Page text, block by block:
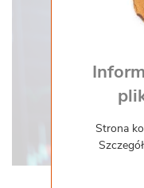
Opieka
Aktualności
Współpraca i
Strona